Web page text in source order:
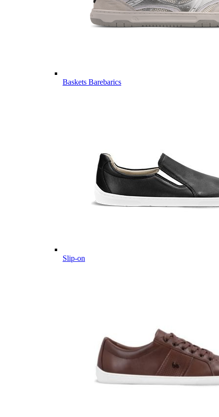
Baskets Barebarics
Slip-on